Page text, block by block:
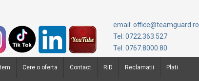
email: office@teamguard.ro
Tel: 0722.363.527
Tel: 0767.8000.80
Cere o oferta Contact RiD Reclamatii Plati